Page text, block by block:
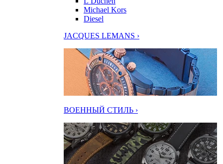
Michael Kors
Diesel
JACQUES LEMANS ›
ВОЕННЫЙ СТИЛЬ ›